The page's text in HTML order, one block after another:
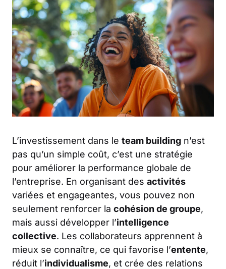
L’investissement dans le team building n’est
pas qu’un simple coût, c’est une stratégie
pour améliorer la performance globale de
l’entreprise. En organisant des activités
variées et engageantes, vous pouvez non
seulement renforcer la cohésion de groupe,
mais aussi développer l’intelligence
collective. Les collaborateurs apprennent à
mieux se connaître, ce qui favorise l’entente,
réduit l’individualisme, et crée des relations